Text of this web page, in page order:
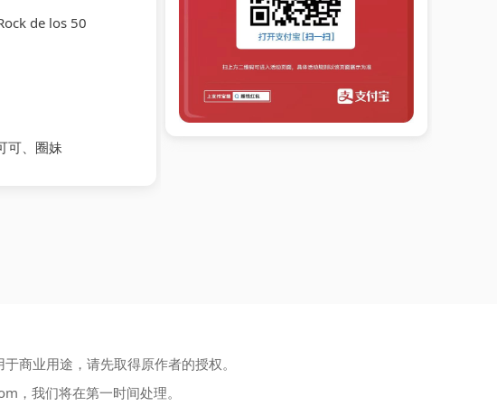
de los 50
可、圈妹
商业用途，请先取得原作者的授权。
，我们将在第一时间处理。